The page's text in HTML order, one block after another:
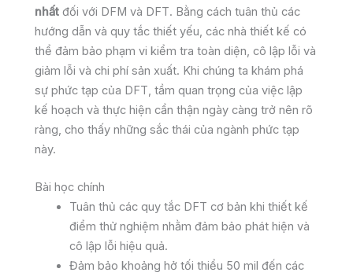
nhất đối với DFM và DFT. Bằng cách tuân thủ các
hướng dẫn và quy tắc thiết yếu, các nhà thiết kế có
thể đảm bảo phạm vi kiểm tra toàn diện, cô lập lỗi và
giảm lỗi và chi phí sản xuất. Khi chúng ta khám phá
sự phức tạp của DFT, tầm quan trọng của việc lập
kế hoạch và thực hiện cẩn thận ngày càng trở nên rõ
ràng, cho thấy những sắc thái của ngành phức tạp
này.
Bài học chính
Tuân thủ các quy tắc DFT cơ bản khi thiết kế
điểm thử nghiệm nhằm đảm bảo phát hiện và
cô lập lỗi hiệu quả.
Đảm bảo khoảng hở tối thiểu 50 mil đến các